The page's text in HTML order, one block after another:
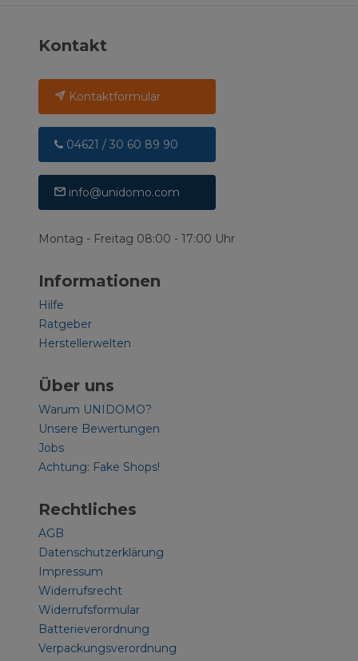
Kontakt
Kontaktformular
04621 / 30 60 89 90
info@unidomo.com
Montag - Freitag 08:00 - 17:00 Uhr
Informationen
Hilfe
Ratgeber
Herstellerwelten
Über uns
Warum UNIDOMO?
Unsere Bewertungen
Jobs
Achtung: Fake Shops!
Rechtliches
AGB
Datenschutzerklärung
Impressum
Widerrufsrecht
Widerrufsformular
Batterieverordnung
Verpackungsverordnung